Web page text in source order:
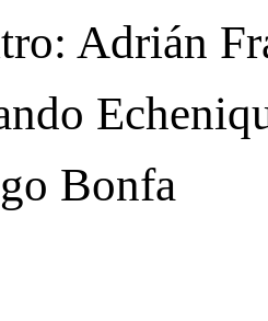
Adrián
Bonfa